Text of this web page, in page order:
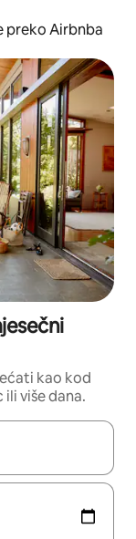
preko Airbnba
kao kod
više dana.
pregledati